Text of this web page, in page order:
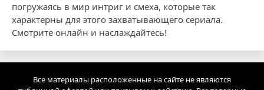
погружаясь в мир интриг и смеха, которые так
характерны для этого захватывающего сериала.
Смотрите онлайн и наслаждайтесь!
Все материалы расположенные на сайте не являются